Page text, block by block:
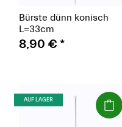
Bürste dünn konisch
L=33cm
8,90 € *
AUF LAGER (Paket)